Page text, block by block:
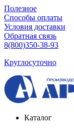
Полезное
Способы оплаты
Условия доставки
Обратная связь
8(800)350-38-93
Круглосуточно
Каталог